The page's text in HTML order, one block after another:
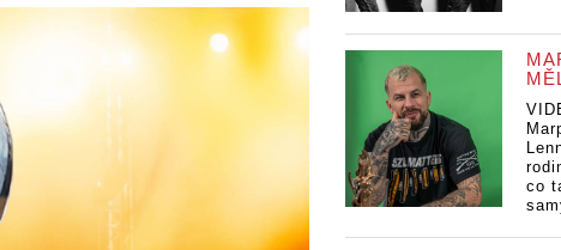
co